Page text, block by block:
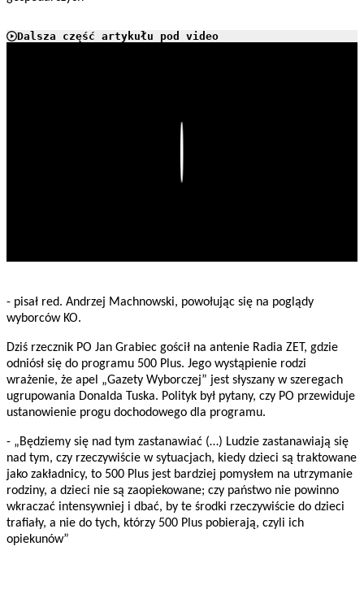
Dalsza część artykułu pod video
- pisał red. Andrzej Machnowski, powołując się na poglądy
wyborców KO.
Dziś rzecznik PO Jan Grabiec gościł na antenie Radia ZET, gdzie
odniósł się do programu 500 Plus. Jego wystąpienie rodzi
wrażenie, że apel „Gazety Wyborczej” jest słyszany w szeregach
ugrupowania Donalda Tuska. Polityk był pytany, czy PO przewiduje
ustanowienie progu dochodowego dla programu.
- „Będziemy się nad tym zastanawiać (…) Ludzie zastanawiają się
nad tym, czy rzeczywiście w sytuacjach, kiedy dzieci są traktowane
jako zakładnicy, to 500 Plus jest bardziej pomysłem na utrzymanie
rodziny, a dzieci nie są zaopiekowane; czy państwo nie powinno
wkraczać intensywniej i dbać, by te środki rzeczywiście do dzieci
trafiały, a nie do tych, którzy 500 Plus pobierają, czyli ich
opiekunów”